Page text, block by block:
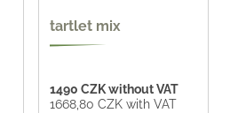
popular
tartlet mix
1490 CZK without VAT
1668,80 CZK with VAT